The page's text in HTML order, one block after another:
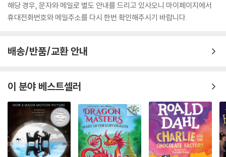
해당 경우, 문자와 메일로 별도 안내를 드리고 있사오니 마이페이지에서
휴대전화번호와 메일주소를 다시 한번 확인해주시기 바랍니다.
배송/반품/교환 안내
이 분야 베스트셀러